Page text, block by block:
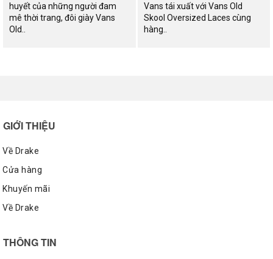
huyết của những người đam
mê thời trang, đôi giày Vans
Old..
Vans tái xuất với Vans Old
Skool Oversized Laces cùng
hàng..
GIỚI THIỆU
Về Drake
Cửa hàng
Khuyến mãi
Về Drake
THÔNG TIN